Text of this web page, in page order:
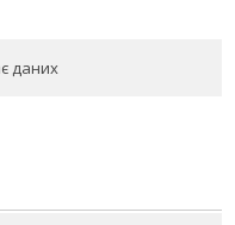
даних